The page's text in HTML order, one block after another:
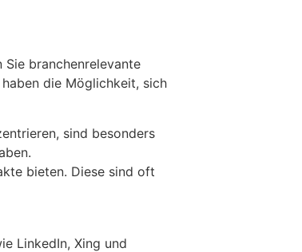
Sie branchenrelevante
die Möglichkeit, sich
sind besonders
bieten. Diese sind oft
LinkedIn, Xing und